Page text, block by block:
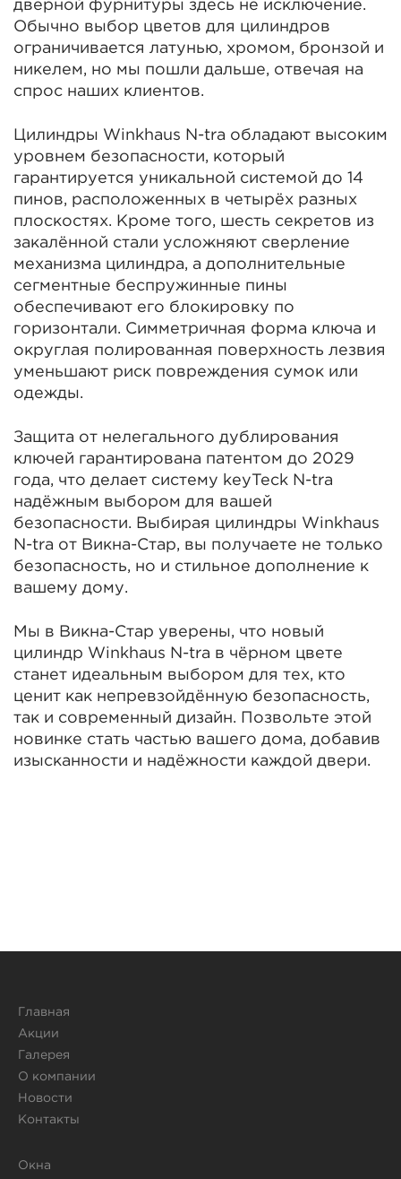
дверной фурнитуры здесь не исключение.
Обычно выбор цветов для цилиндров
ограничивается латунью, хромом, бронзой и
никелем, но мы пошли дальше, отвечая на
спрос наших клиентов.
Цилиндры Winkhaus N-tra обладают высоким
уровнем безопасности, который
гарантируется уникальной системой до 14
пинов, расположенных в четырёх разных
плоскостях. Кроме того, шесть секретов из
закалённой стали усложняют сверление
механизма цилиндра, а дополнительные
сегментные беспружинные пины
обеспечивают его блокировку по
горизонтали. Симметричная форма ключа и
округлая полированная поверхность лезвия
уменьшают риск повреждения сумок или
одежды.
Защита от нелегального дублирования
ключей гарантирована патентом до 2029
года, что делает систему keyTeck N-tra
надёжным выбором для вашей
безопасности. Выбирая цилиндры Winkhaus
N-tra от Викна-Стар, вы получаете не только
безопасность, но и стильное дополнение к
вашему дому.
Мы в Викна-Стар уверены, что новый
цилиндр Winkhaus N-tra в чёрном цвете
станет идеальным выбором для тех, кто
ценит как непревзойдённую безопасность,
так и современный дизайн. Позвольте этой
новинке стать частью вашего дома, добавив
изысканности и надёжности каждой двери.
Главная
Акции
Галерея
О компании
Новости
Контакты
Окна